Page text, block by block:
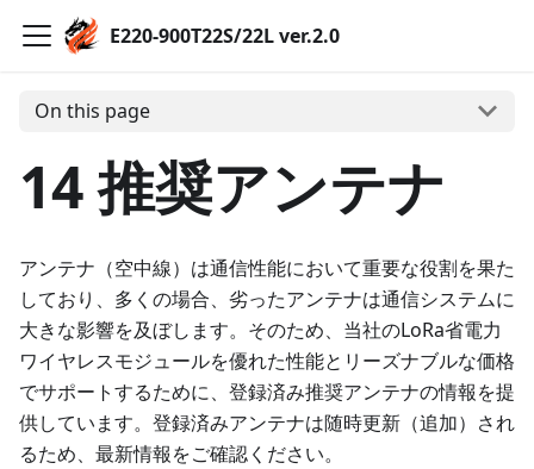
E220-900T22S/22L ver.2.0
On this page
14 推奨アンテナ
アンテナ（空中線）は通信性能において重要な役割を果た
しており、多くの場合、劣ったアンテナは通信システムに
大きな影響を及ぼします。そのため、当社のLoRa省電力
ワイヤレスモジュールを優れた性能とリーズナブルな価格
でサポートするために、登録済み推奨アンテナの情報を提
供しています。登録済みアンテナは随時更新（追加）され
るため、最新情報をご確認ください。